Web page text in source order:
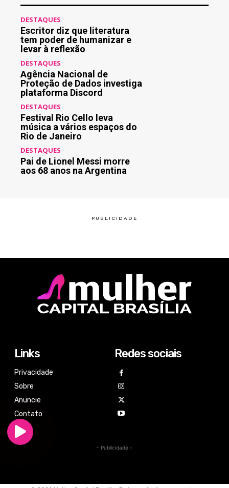
DESTAQUES
Escritor diz que literatura
tem poder de humanizar e
levar à reflexão
DESTAQUES
Agência Nacional de
Proteção de Dados investiga
plataforma Discord
DESTAQUES
Festival Rio Cello leva
música a vários espaços do
Rio de Janeiro
DESTAQUES
Pai de Lionel Messi morre
aos 68 anos na Argentina
Links
Privacidade
Sobre
Anuncie
Contato
Redes sociais
- Publicidade -